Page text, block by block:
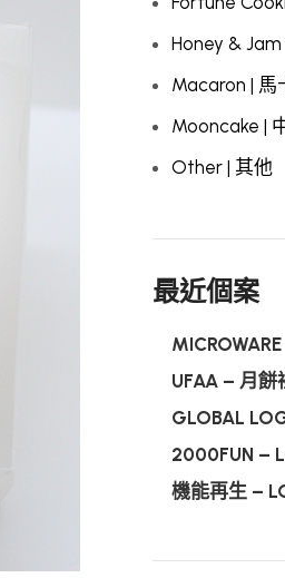
Honey &
Macaron | 馬
Mooncake |
Other | 其他
最近個案
UFAA – 月餅
GLOBAL
2000FUN –
機能再生 –